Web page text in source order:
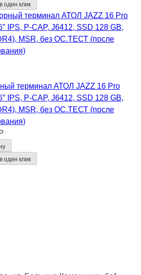
один клик
терминал АТОЛ JAZZ 16 Pro
IPS, P-CAP, J6412, SSD 128 GB,
MSR, без ОС.ТЕСТ (после
один клик